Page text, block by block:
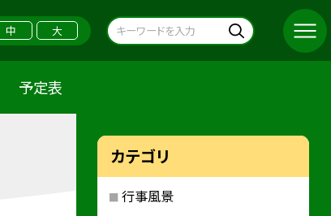
中 大
予定表
カテゴリ
行事風景